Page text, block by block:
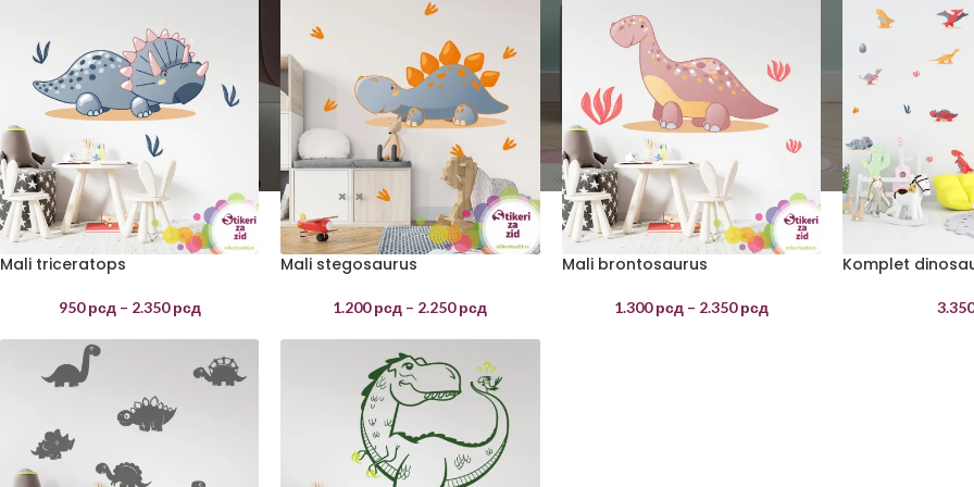
Mali triceratops
950рсд – 2.350рсд
Mali stegosaurus
1.200рсд – 2.250рсд
Mali brontosaurus
1.300рсд – 2.350рсд
Komplet